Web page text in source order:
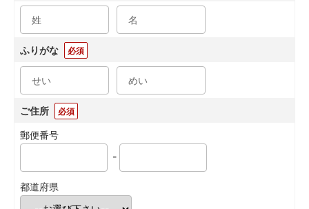
ふりがな 必須
ご住所 必須
郵便番号
-
都道府県